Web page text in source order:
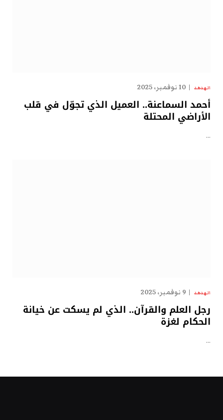
الهدهد 10 نوفمبر، 2025
أحمد السماعنة.. العميل الذي تجوّل في قلب
الأراضي المحتلة
…
الهدهد 9 نوفمبر، 2025
رجل العلم والقرآن.. الذي لم يسكت عن خيانة
الحكام لغزة
…